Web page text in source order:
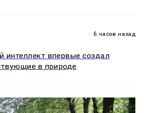
6 часов назад
интеллект впервые создал
в природе